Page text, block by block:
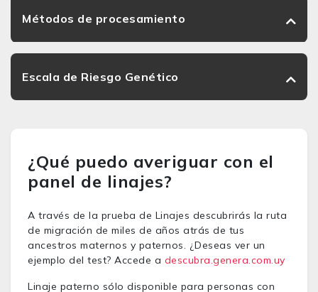
Métodos de procesamiento
Escala de Riesgo Genético
¿Qué puedo averiguar con el
panel de linajes?
A través de la prueba de Linajes descubrirás la ruta
de migración de miles de años atrás de tus
ancestros maternos y paternos. ¿Deseas ver un
ejemplo del test? Accede a descubra.genera.com.uy
Linaje paterno sólo disponible para personas con